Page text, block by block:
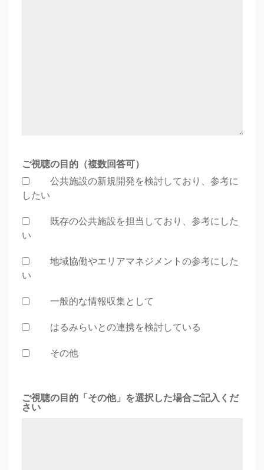
ご視聴の目的（複数回答可）
公共施設の新規開発を検討しており、参考に
したい
既存の公共施設を担当しており、参考にした
い
地域協働やエリアマネジメントの参考にした
い
一般的な情報収集として
はるみらいとの連携を検討している
その他
ご視聴の目的「その他」を選択した場合ご記入くだ
さい